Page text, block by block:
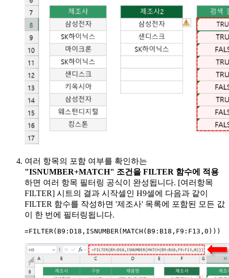
여러 항목의 포함 여부를 확인하는
"ISNUMBER+MATCH" 조건을 FILTER 함수에 적용
하면 여러 항목 필터링 공식이 완성됩니다. [여러항목
FILTER] 시트의 결과 시작셀인 H9셀에 다음과 같이
FILTER 함수를 작성하면 '제조사' 목록에 포함된 모든 값
이 한 번에 필터링됩니다.
=FILTER( B9:D18 , ISNUMBER( MATCH ( B9:B18 , F9:F13 , 0 ) ) )